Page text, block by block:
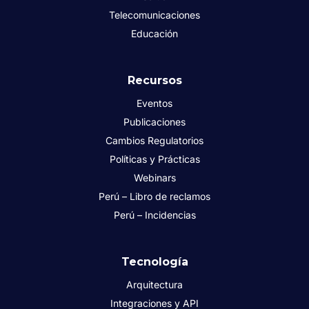
Telecomunicaciones
Educación
Recursos
Eventos
Publicaciones
Cambios Regulatorios
Políticas y Prácticas
Webinars
Perú – Libro de reclamos
Perú – Incidencias
Tecnología
Arquitectura
Integraciones y API